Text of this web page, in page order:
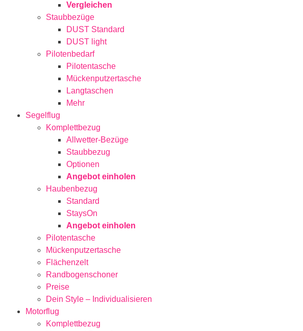
Vergleichen
Staubbezüge
DUST Standard
DUST light
Pilotenbedarf
Pilotentasche
Mückenputzertasche
Langtaschen
Mehr
Segelflug
Komplettbezug
Allwetter-Bezüge
Staubbezug
Optionen
Angebot einholen
Haubenbezug
Standard
StaysOn
Angebot einholen
Pilotentasche
Mückenputzertasche
Flächenzelt
Randbogenschoner
Preise
Dein Style – Individualisieren
Motorflug
Komplettbezug